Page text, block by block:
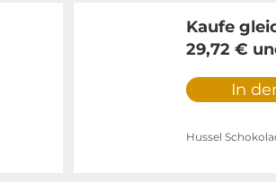
Kaufe
29,72 €
In
Hussel